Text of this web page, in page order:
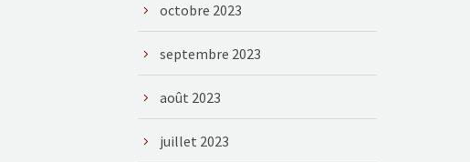
octobre 2023
septembre 2023
août 2023
juillet 2023